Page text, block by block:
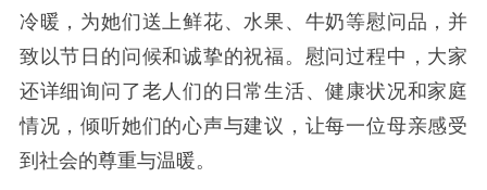
冷暖，为她们送上鲜花、水果、牛奶等慰问品，并
致以节日的问候和诚挚的祝福。慰问过程中，大家
还详细询问了老人们的日常生活、健康状况和家庭
情况，倾听她们的心声与建议，让每一位母亲感受
到社会的尊重与温暖。